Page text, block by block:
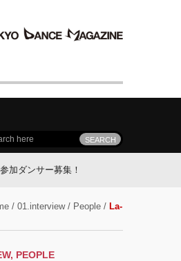
ー募集！
/ 01.interview/ People / La-
, PEOPLE